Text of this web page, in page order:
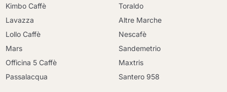
Kimbo Caffè
Lavazza
Lollo Caffè
Mars
Officina 5 Caffè
Passalacqua
Toraldo
Altre Marche
Nescafè
Sandemetrio
Maxtris
Santero 958